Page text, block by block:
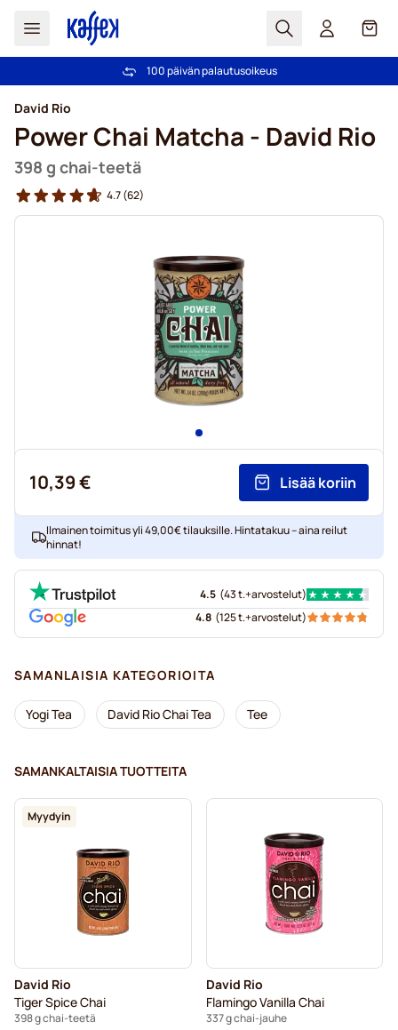
Haku Kori
Ilmainen toimitus yli 49,00€ tilauksille
100 päivän palautusoikeus
David Rio
Power Chai Matcha - David Rio
398 g chai-teetä
4.7(62)
10,39 € Lisää koriin
Ilmainen toimitus yli 49,00€ tilauksille. Hintatakuu – aina reilut
hinnat!
4.5 (43 t.+arvostelut)
4.8 (125 t.+arvostelut)
SAMANLAISIA KATEGORIOITA
Yogi Tea David Rio Chai Tea Tee
SAMANKALTAISIA TUOTTEITA
Myydyin
David Rio
Tiger Spice Chai
398 g chai-teetä
David Rio
Flamingo Vanilla Chai
337 g chai-jauhe